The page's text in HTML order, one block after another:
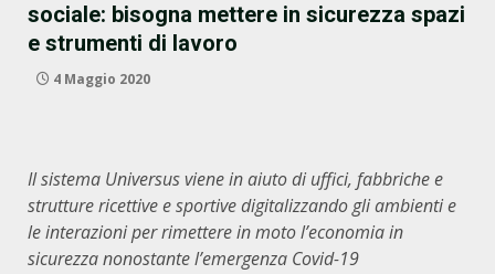
sociale: bisogna mettere in sicurezza spazi
e strumenti di lavoro
4 Maggio 2020
Il sistema Universus viene in aiuto di uffici, fabbriche e
strutture ricettive e sportive digitalizzando gli ambienti e
le interazioni per rimettere in moto l’economia in
sicurezza nonostante l’emergenza Covid-19